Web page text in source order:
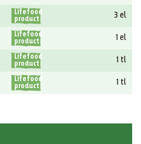
Lifefood
product
3 el
Lifefood
product
1 el
Lifefood
product
1 tl
Lifefood
product
1 tl